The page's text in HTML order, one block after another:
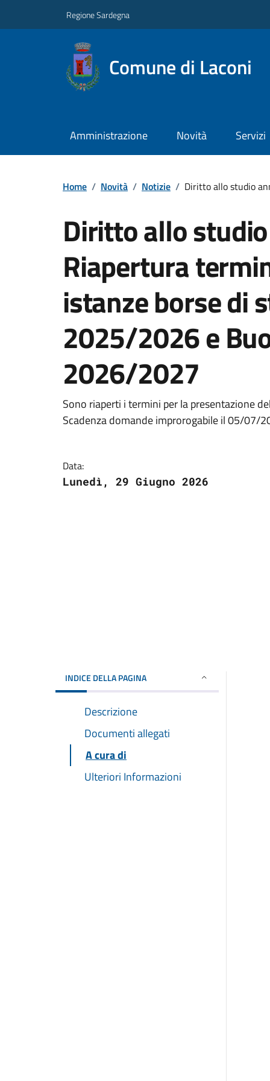
Regione Sardegna
Comune di Laconi
Amministrazione Novità Servizi
Home / Novità / Notizie / Diritto allo studio
Diritto allo
Riapertura
istanze borse di
2025/2026 e
2026/2027
Sono riaperti i termini per la presentazione
Scadenza domande improrogabile il 05/07/
Data:
Lunedì, 29 Giugno 2026
INDICE DELLA PAGINA
Descrizione
Documenti allegati
A cura di
Ulteriori Informazioni